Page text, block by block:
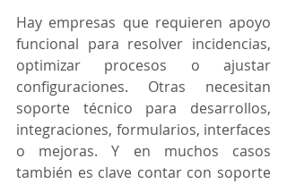
Hay empresas que requieren apoyo
funcional para resolver incidencias,
optimizar procesos o ajustar
configuraciones. Otras necesitan
soporte técnico para desarrollos,
integraciones, formularios, interfaces
o mejoras. Y en muchos casos
también es clave contar con soporte